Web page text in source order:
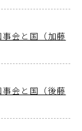
会と国（加藤
会と国（後藤